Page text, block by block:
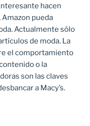
hacen
pueda
Actualmente sólo
de moda. La
el comportamiento
o la
son las claves
a Macy’s.